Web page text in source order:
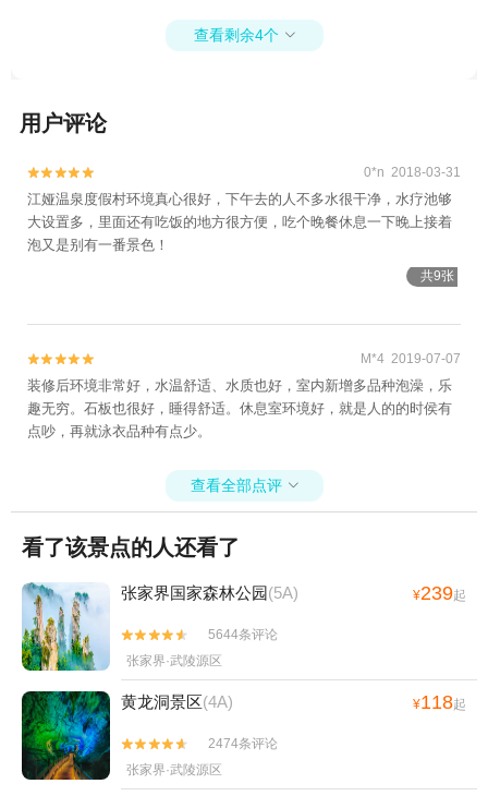
查看剩余4个 
用户评论

 0*n 2018-03-31
江娅温泉度假村环境真心很好，下午去的人不多水很干净，水疗池够
大设置多，里面还有吃饭的地方很方便，吃个晚餐休息一下晚上接着
泡又是别有一番景色！
共9张

 M*4 2019-07-07
装修后环境非常好，水温舒适、水质也好，室内新增多品种泡澡，乐
趣无穷。石板也很好，睡得舒适。休息室环境好，就是人的的时侯有
点吵，再就泳衣品种有点少。
查看全部点评 
看了该景点的人还看了
张家界国家森林公园(5A) ¥239起


5644条评论
张家界·武陵源区
黄龙洞景区(4A) ¥118起


2474条评论
张家界·武陵源区